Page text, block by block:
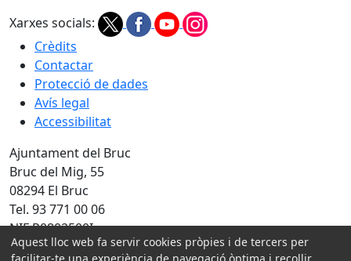
Xarxes socials:
Crèdits
Contactar
Protecció de dades
Avís legal
Accessibilitat
Ajuntament del Bruc
Bruc del Mig, 55
08294 El Bruc
Tel. 93 771 00 06
NIF P0802500I
Aquest lloc web fa servir cookies pròpies i de tercers per